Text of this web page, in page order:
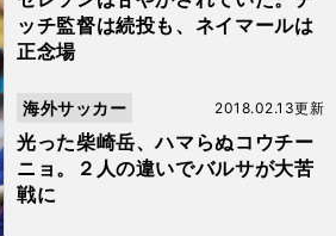
ッチ監督は続投も、ネイマールは
正念場
光った柴崎岳、ハマらぬコウチー
ニョ。２人の違いでバルサが大苦
戦に
2018.02.13更新
海外サッカー